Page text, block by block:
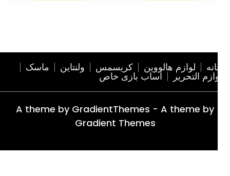
لوازم هالووین کریسمس ولنتاین ماسک
التحریر اساب بازی خاص
A theme by GradientThemes - A theme by
Gradient Themes